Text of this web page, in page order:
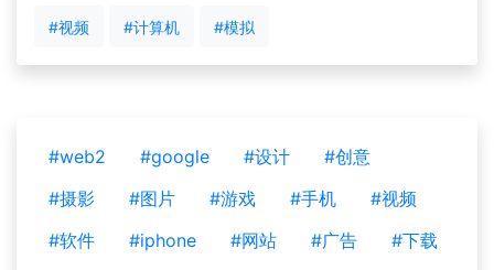
#视频 #计算机 #模拟
#web2 #google #设计
#创意
#摄影
#图片 #游戏 #手机
#视频
#软件
#iphone #网站 #广告
#下载